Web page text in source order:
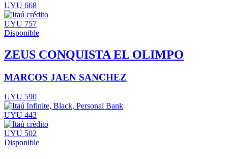
UYU 668
UYU 757
Disponible
ZEUS CONQUISTA EL OLIMPO
MARCOS JAEN SANCHEZ
UYU 590
UYU 443
UYU 502
Disponible